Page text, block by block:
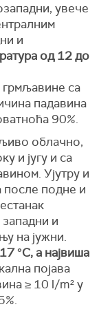
увече
и
од 12 до
са
падавина
90%.
облачно,
и југу и са
Ујутру и
после подне и
и
на јужни.
°С, а највиша
појава
≥ 10 l/m² у